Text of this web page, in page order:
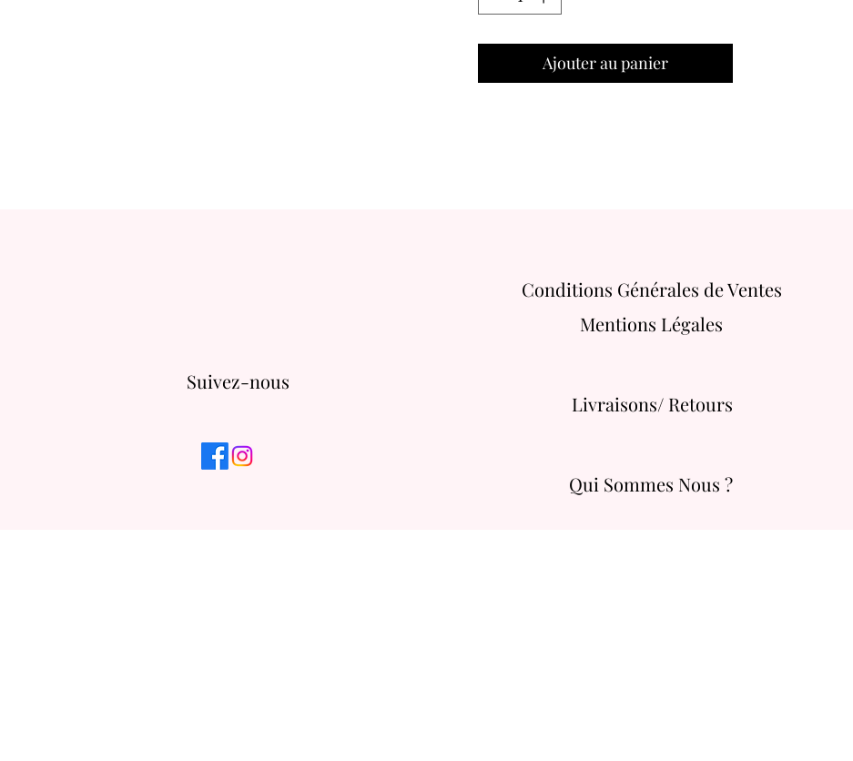
Ajouter au panier
Suivez-nous
Conditions Générales de Ventes
Mentions Légales
Livraisons/ Retours
Qui Sommes Nous ?